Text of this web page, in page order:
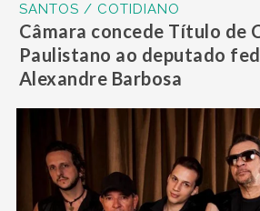
SANTOS / COTIDIANO
Câmara concede Título de
Paulistano ao deputado
Alexandre Barbosa